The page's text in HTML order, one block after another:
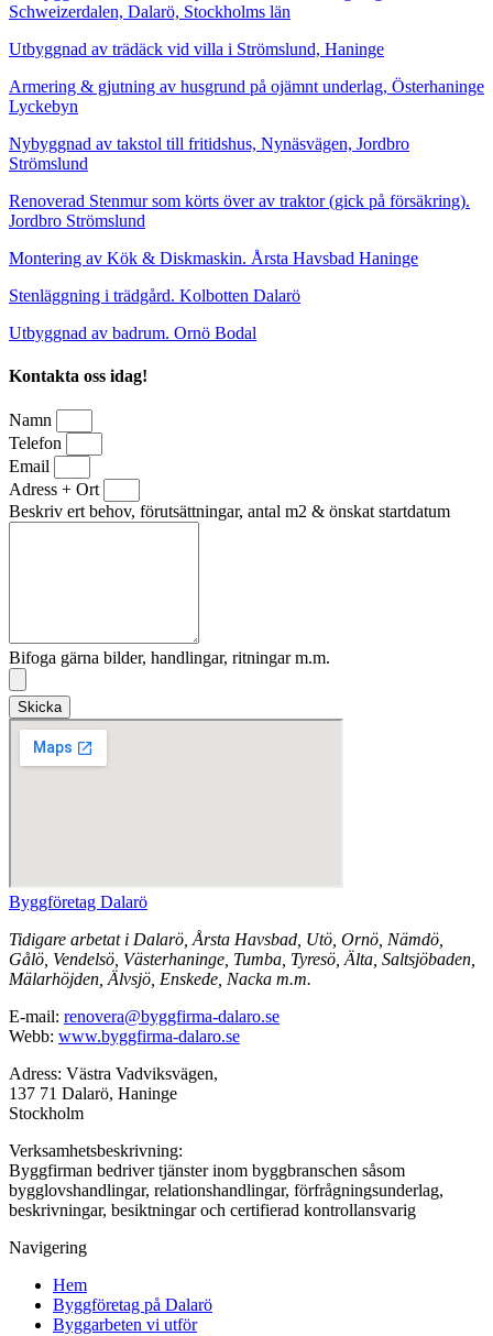
Schweizerdalen, Dalarö, Stockholms län
Utbyggnad av trädäck vid villa i Strömslund, Haninge
Armering & gjutning av husgrund på ojämnt underlag, Österhaninge
Lyckebyn
Nybyggnad av takstol till fritidshus, Nynäsvägen, Jordbro
Strömslund
Renoverad Stenmur som körts över av traktor (gick på försäkring).
Jordbro Strömslund
Montering av Kök & Diskmaskin. Årsta Havsbad Haninge
Stenläggning i trädgård. Kolbotten Dalarö
Utbyggnad av badrum. Ornö Bodal
Kontakta oss idag!
Namn
Telefon
Email
Adress + Ort
Beskriv ert behov, förutsättningar, antal m2 & önskat startdatum
Bifoga gärna bilder, handlingar, ritningar m.m.
Skicka
Byggföretag Dalarö
Tidigare arbetat i Dalarö, Årsta Havsbad, Utö, Ornö, Nämdö,
Gålö, Vendelsö, Västerhaninge, Tumba, Tyresö, Älta, Saltsjöbaden,
Mälarhöjden, Älvsjö, Enskede, Nacka m.m.
E-mail: renovera@byggfirma-dalaro.se
Webb: www.byggfirma-dalaro.se
Adress: Västra Vadviksvägen,
137 71 Dalarö, Haninge
Stockholm
Verksamhetsbeskrivning:
Byggfirman bedriver tjänster inom byggbranschen såsom
bygglovshandlingar, relationshandlingar, förfrågningsunderlag,
beskrivningar, besiktningar och certifierad kontrollansvarig
Navigering
Hem
Byggföretag på Dalarö
Byggarbeten vi utför